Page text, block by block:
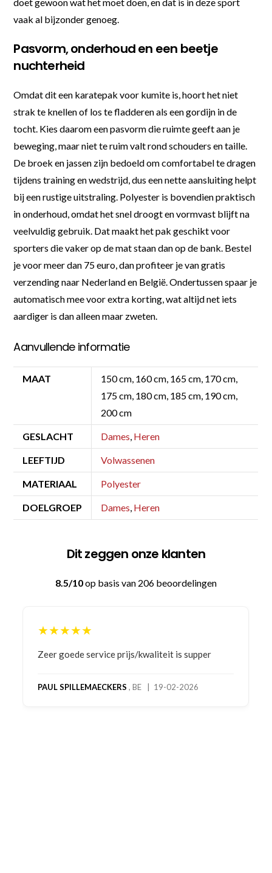
vaak al bijzonder genoeg.
Pasvorm, onderhoud en een beetje
nuchterheid
Omdat dit een karatepak voor kumite is, hoort het niet
strak te knellen of los te fladderen als een gordijn in de
tocht. Kies daarom een pasvorm die ruimte geeft aan je
beweging, maar niet te ruim valt rond schouders en taille.
De broek en jassen zijn bedoeld om comfortabel te dragen
tijdens training en wedstrijd, dus een nette aansluiting helpt
bij een rustige uitstraling. Polyester is bovendien praktisch
in onderhoud, omdat het snel droogt en vormvast blijft na
veelvuldig gebruik. Dat maakt het pak geschikt voor
sporters die vaker op de mat staan dan op de bank. Bestel
je voor meer dan 75 euro, dan profiteer je van gratis
verzending naar Nederland en België. Ondertussen spaar je
automatisch mee voor extra korting, wat altijd net iets
aardiger is dan alleen maar zweten.
Aanvullende informatie
MAAT
150 cm, 160 cm, 165 cm, 170 cm,
175 cm, 180 cm, 185 cm, 190 cm,
200 cm
GESLACHT Dames, Heren
LEEFTIJD Volwassenen
MATERIAAL Polyester
DOELGROEP Dames, Heren
Dit zeggen onze klanten
8.5/10op basis van 206 beoordelingen
★★★★★
Bestelling gedaan vanwege goede prijzen en
bestelling al ontvangen met gifts, waardoor je